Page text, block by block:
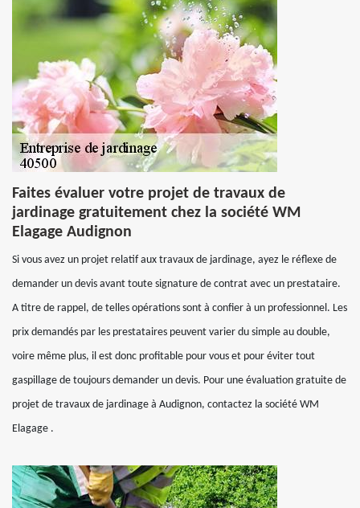
Faites évaluer votre projet de travaux de
jardinage gratuitement chez la société WM
Elagage Audignon
Si vous avez un projet relatif aux travaux de jardinage, ayez le réflexe de
demander un devis avant toute signature de contrat avec un prestataire.
A titre de rappel, de telles opérations sont à confier à un professionnel. Les
prix demandés par les prestataires peuvent varier du simple au double,
voire même plus, il est donc profitable pour vous et pour éviter tout
gaspillage de toujours demander un devis. Pour une évaluation gratuite de
projet de travaux de jardinage à Audignon, contactez la société WM
Elagage .